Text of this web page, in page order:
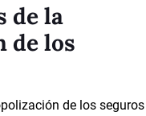
de la
de los